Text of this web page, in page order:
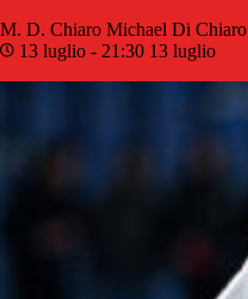
M. D. Chiaro Michael Di Chiaro
13 luglio - 21:30 13 luglio